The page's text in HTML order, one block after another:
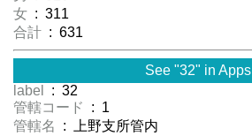
女 : 311
合計 : 631
See "32" in Apps
label
: 32
管轄コード
: 1
管轄名
: 上野支所管内